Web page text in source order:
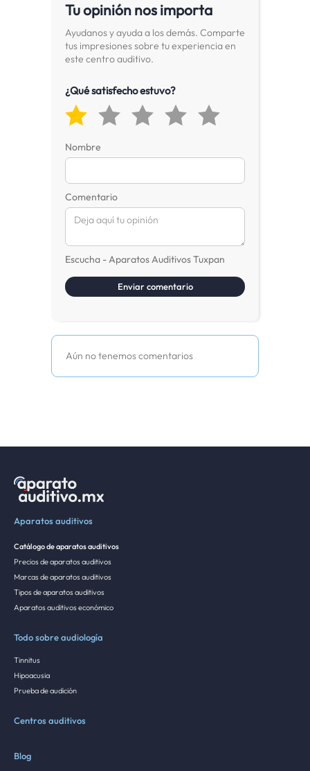
Tu opinión nos importa
Ayudanos y ayuda a los demás. Comparte
tus impresiones sobre tu experiencia en
este centro auditivo.
¿Qué satisfecho estuvo?
Nombre
Comentario
Escucha - Aparatos Auditivos Tuxpan
Aún no tenemos comentarios
Aparatos auditivos
Catálogo de aparatos auditivos
Precios de aparatos auditivos
Marcas de aparatos auditivos
Tipos de aparatos auditivos
Aparatos auditivos económico
Todo sobre audiología
Tinnitus
Hipoacusia
Prueba de audición
Centros auditivos
Blog